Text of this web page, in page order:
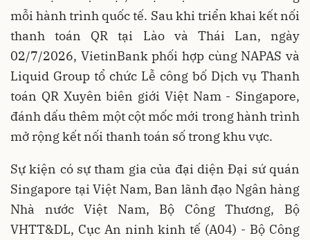
mỗi hành trình quốc tế. Sau khi triển khai kết nối
thanh toán QR tại Lào và Thái Lan, ngày
02/7/2026, VietinBank phối hợp cùng NAPAS và
Liquid Group tổ chức Lễ công bố Dịch vụ Thanh
toán QR Xuyên biên giới Việt Nam - Singapore,
đánh dấu thêm một cột mốc mới trong hành trình
mở rộng kết nối thanh toán số trong khu vực.
Sự kiện có sự tham gia của đại diện Đại sứ quán
Singapore tại Việt Nam, Ban lãnh đạo Ngân hàng
Nhà nước Việt Nam, Bộ Công Thương, Bộ
VHTT&DL, Cục An ninh kinh tế (A04) - Bộ Công